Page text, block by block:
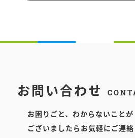
お問い合わせ
お困りごと、わからないことが
ございましたらお気軽にご連絡